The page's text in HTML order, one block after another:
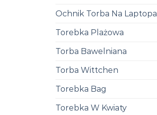
Ochnik Torba Na Laptopa
Torebka Plażowa
Torba Bawelniana
Torba Wittchen
Torebka Bag
Torebka W Kwiaty